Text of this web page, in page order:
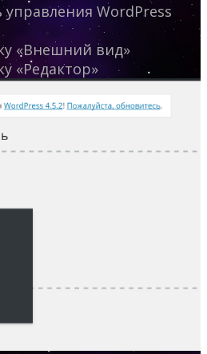
WordPress
«Внешний вид»
«Редактор»